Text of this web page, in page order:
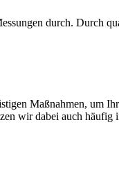
durch. Durch
Maßnahmen, um
wir dabei auch häufig